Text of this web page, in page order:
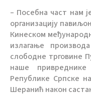
– Посебна част нам
организацију
Кинеском
излагање
слободне трговине
наше
Републике Српске
Шеранић након